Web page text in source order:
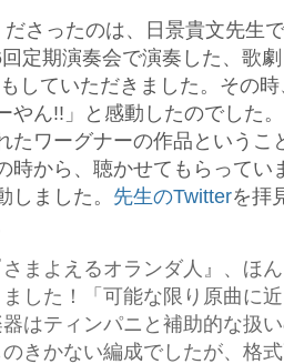
さったのは、日景貴文先生
定期演奏会で演奏した、歌
していただきました。その
やん!!」と感動したのでした
たワーグナーの作品というこ
時から、聴かせてもらってい
しました。 先生のTwitterを拝
まよえるオランダ人』、ほ
した！「可能な限り原曲に
はティンパニと補助的な扱
きかない編成でしたが、格